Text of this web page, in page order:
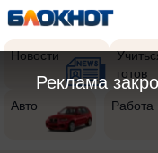
Новости
готов
Авто Работа